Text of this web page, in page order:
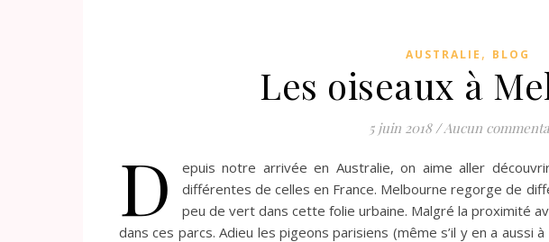
AUSTRALIE , BLOG
Les oiseaux à
5 juin 2018 /Aucun
D
epuis notre arrivée en Australie, on aime aller
différentes de celles en France. Melbourne regorge de
peu de vert dans cette folie urbaine. Malgré la proximité
dans ces parcs. Adieu les pigeons parisiens (même s’il y en a